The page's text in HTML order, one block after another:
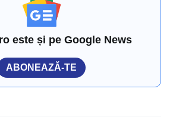
este și pe Google News
ABONEAZĂ-TE